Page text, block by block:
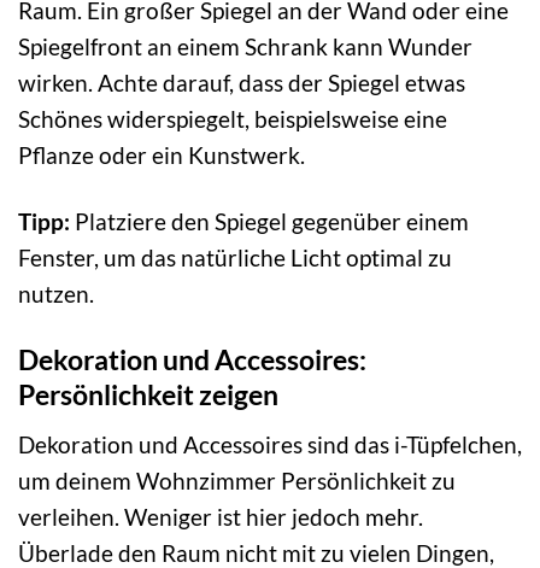
Raum. Ein großer Spiegel an der Wand oder eine
Spiegelfront an einem Schrank kann Wunder
wirken. Achte darauf, dass der Spiegel etwas
Schönes widerspiegelt, beispielsweise eine
Pflanze oder ein Kunstwerk.
Tipp: Platziere den Spiegel gegenüber einem
Fenster, um das natürliche Licht optimal zu
nutzen.
Dekoration und Accessoires:
Persönlichkeit zeigen
Dekoration und Accessoires sind das i-Tüpfelchen,
um deinem Wohnzimmer Persönlichkeit zu
verleihen. Weniger ist hier jedoch mehr.
Überlade den Raum nicht mit zu vielen Dingen,